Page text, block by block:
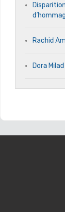
Rachid
Dora